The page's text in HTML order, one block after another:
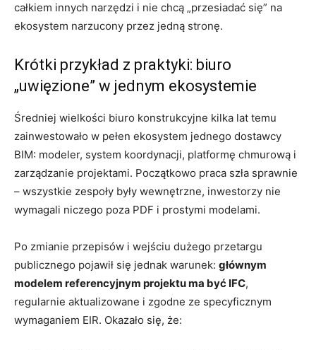
całkiem innych narzędzi i nie chcą „przesiadać się” na
ekosystem narzucony przez jedną stronę.
Krótki przykład z praktyki: biuro
„uwięzione” w jednym ekosystemie
Średniej wielkości biuro konstrukcyjne kilka lat temu
zainwestowało w pełen ekosystem jednego dostawcy
BIM: modeler, system koordynacji, platformę chmurową i
zarządzanie projektami. Początkowo praca szła sprawnie
– wszystkie zespoły były wewnętrzne, inwestorzy nie
wymagali niczego poza PDF i prostymi modelami.
Po zmianie przepisów i wejściu dużego przetargu
publicznego pojawił się jednak warunek: głównym
modelem referencyjnym projektu ma być IFC,
regularnie aktualizowane i zgodne ze specyficznym
wymaganiem EIR. Okazało się, że: